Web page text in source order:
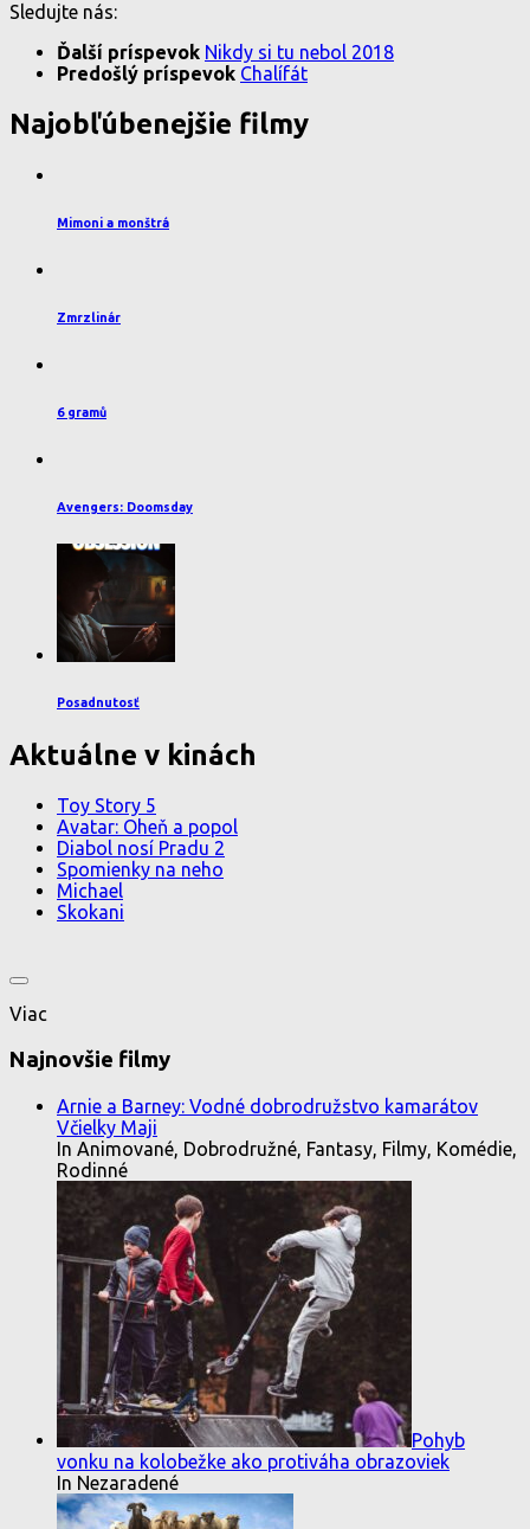
Sledujte nás:
Ďalší príspevok Nikdy si tu nebol 2018
Predošlý príspevok Chalífát
Najobľúbenejšie filmy
Mimoni a monštrá
Zmrzlinár
6 gramů
Avengers: Doomsday
Posadnutosť
Aktuálne v kinách
Toy Story 5
Avatar: Oheň a popol
Diabol nosí Pradu 2
Spomienky na neho
Michael
Skokani
Viac
Najnovšie filmy
Arnie a Barney: Vodné dobrodružstvo kamarátov
Včielky Maji
In Animované, Dobrodružné, Fantasy, Filmy, Komédie,
Rodinné
Pohyb
vonku na kolobežke ako protiváha obrazoviek
In Nezaradené